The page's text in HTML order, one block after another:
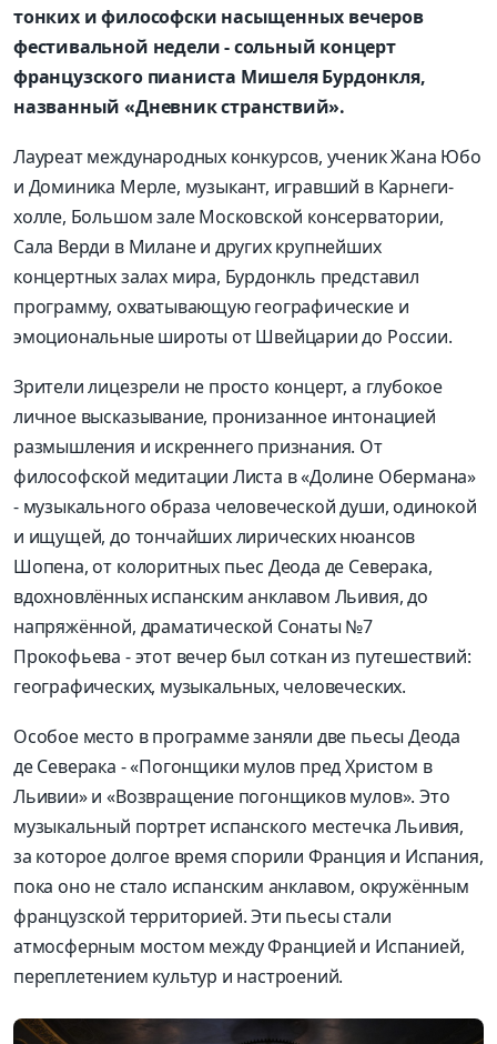
тонких и философски насыщенных вечеров
фестивальной недели - сольный концерт
французского пианиста Мишеля Бурдонкля,
названный «Дневник странствий».
Лауреат международных конкурсов, ученик Жана Юбо
и Доминика Мерле, музыкант, игравший в Карнеги-
холле, Большом зале Московской консерватории,
Сала Верди в Милане и других крупнейших
концертных залах мира, Бурдонкль представил
программу, охватывающую географические и
эмоциональные широты от Швейцарии до России.
Зрители лицезрели не просто концерт, а глубокое
личное высказывание, пронизанное интонацией
размышления и искреннего признания. От
философской медитации Листа в «Долине Обермана»
- музыкального образа человеческой души, одинокой
и ищущей, до тончайших лирических нюансов
Шопена, от колоритных пьес Деода де Северака,
вдохновлённых испанским анклавом Льивия, до
напряжённой, драматической Сонаты №7
Прокофьева - этот вечер был соткан из путешествий:
географических, музыкальных, человеческих.
Особое место в программе заняли две пьесы Деода
де Северака - «Погонщики мулов пред Христом в
Льивии» и «Возвращение погонщиков мулов». Это
музыкальный портрет испанского местечка Льивия,
за которое долгое время спорили Франция и Испания,
пока оно не стало испанским анклавом, окружённым
французской территорией. Эти пьесы стали
атмосферным мостом между Францией и Испанией,
переплетением культур и настроений.